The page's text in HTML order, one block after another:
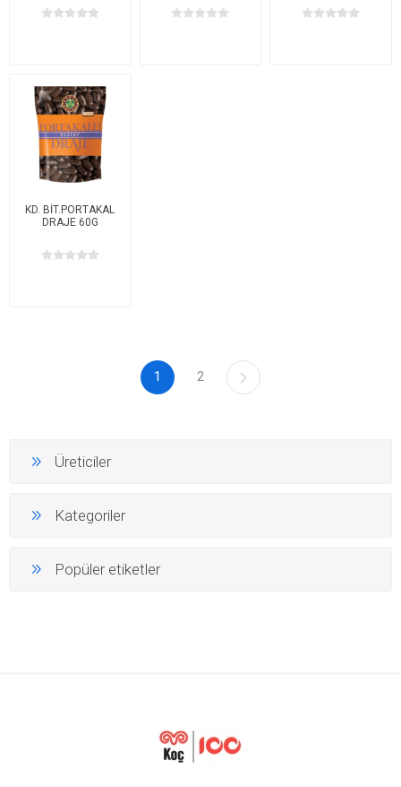
KD. BİT.PORTAKAL
DRAJE 60G
1 2
Üreticiler
Kategoriler
Popüler etiketler